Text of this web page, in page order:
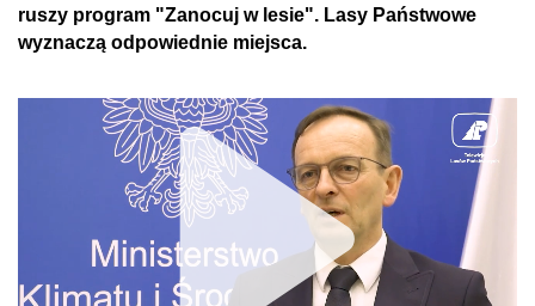
ruszy program "Zanocuj w lesie". Lasy Państwowe
wyznaczą odpowiednie miejsca.